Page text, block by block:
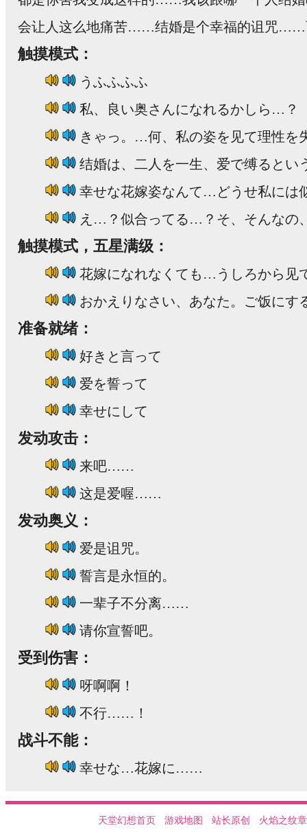
会让人这么地痛苦……结婚是个幸福的诅咒
触摸模式：
うふふふふ
私、良い奥さんになれるかしら…？
きゃっ。…何、私の姿を见て理性を
结婚は、二人を一生、爱で缚るとい
幸せな花嫁姿なんて…どうせ私には
え…？似合ってる…？そ、そんなの
触摸模式，五星满级：
花嫁になれなくても…うしろから见
おかえりなさい、あなた。ご饭にす
准备就绪：
好きと言って
爱を誓って
幸せにして
发动攻击：
来吧……
这是爱喔……
发动奥义：
爱是诅咒。
誓言是永恒的。
一辈子不分离……
请你宣誓吧。
受到伤害：
呀啊啊！
不行……！
战斗不能：
幸せな…花嫁に……
天堂幻想首页 游戏地图 站长原创 火焰之纹